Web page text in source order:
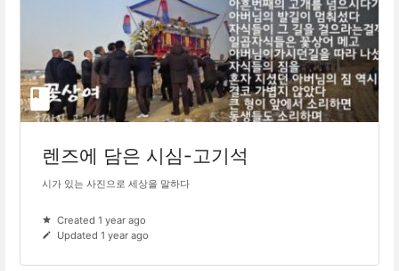
렌즈에 담은 시심-고기석
시가 있는 사진으로 세상을 말하다
Created 1 year ago
Updated 1 year ago